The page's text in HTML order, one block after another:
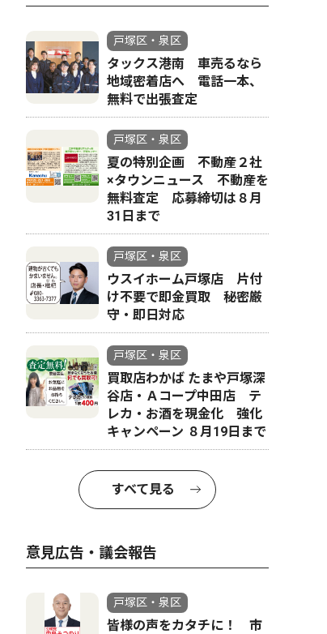
戸塚区・泉区
タックス港南 車売るなら
地域密着店へ 電話一本、
無料で出張査定
戸塚区・泉区
夏の特別企画 不動産２社
×タウンニュース 不動産を
無料査定 応募締切は８月
31日まで
戸塚区・泉区
ウスイホーム戸塚店 片付
け不要で即金買取 秘密厳
守・即日対応
戸塚区・泉区
買取店わかば たまや戸塚深
谷店・Ａコープ中田店 テ
レカ・お酒を現金化 強化
キャンペーン ８月19日まで
すべて見る
意見広告・議会報告
戸塚区・泉区
皆様の声をカタチに！ 市